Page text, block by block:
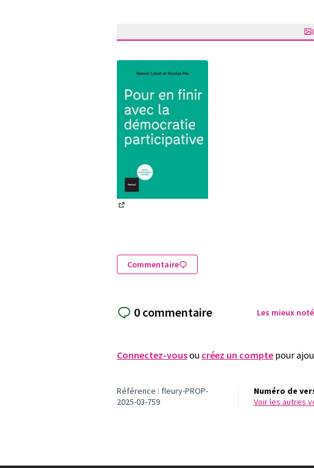
Commentaire
0 commentaire Les mieux
Connectez-vousou créez un compte pour
Référence : fleury-PROP-
2025-03-759
Numéro de
voir les autres